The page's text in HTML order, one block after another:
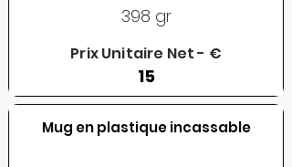
398 gr
Prix Unitaire Net - €
15
Mug en plastique incassable